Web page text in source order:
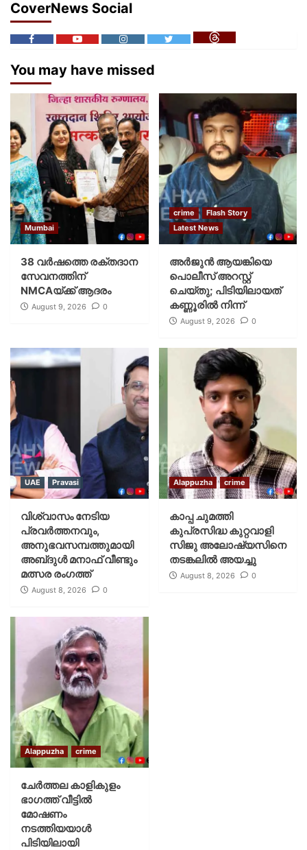
CoverNews Social
You may have missed
Mumbai
38 വർഷത്തെ രക്തദാന
സേവനത്തിന്
NMCAയ്ക്ക് ആദരം
August 9, 2026 0
crime
Flash Story
Latest News
അർജുൻ ആയങ്കിയെ
പൊലീസ് അറസ്റ്റ്
ചെയ്‌തു; പിടിയിലായത്
കണ്ണൂരിൽ നിന്ന്
August 9, 2026 0
UAE Pravasi
വിശ്വാസം നേടിയ
പ്രവർത്തനവും,
അനുഭവസമ്പത്തുമായി
അബ്‌ദുൾ മനാഫ് വീണ്ടും
മത്സര രംഗത്ത്
August 8, 2026 0
Alappuzha crime
കാപ്പ ചുമത്തി
കുപ്രസിദ്ധ കുറ്റവാളി
സിജു അലോഷ്യസിനെ
തടങ്കലിൽ അയച്ചു
August 8, 2026 0
Alappuzha crime
ചേർത്തല കാളികുളം
ഭാഗത്ത് വീട്ടിൽ
മോഷണം
നടത്തിയയാൾ
പിടിയിലായി